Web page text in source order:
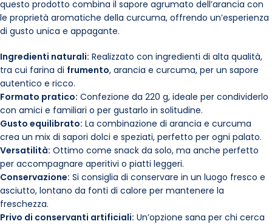
questo prodotto combina il sapore agrumato dell’arancia con
le proprietà aromatiche della curcuma, offrendo un’esperienza
di gusto unica e appagante.
Ingredienti naturali: Realizzato con ingredienti di alta qualità,
tra cui farina di frumento, arancia e curcuma, per un sapore
autentico e ricco.
Formato pratico: Confezione da 220 g, ideale per condividerlo
con amici e familiari o per gustarlo in solitudine.
Gusto equilibrato: La combinazione di arancia e curcuma
crea un mix di sapori dolci e speziati, perfetto per ogni palato.
Versatilità: Ottimo come snack da solo, ma anche perfetto
per accompagnare aperitivi o piatti leggeri.
Conservazione: Si consiglia di conservare in un luogo fresco e
asciutto, lontano da fonti di calore per mantenere la
freschezza.
Privo di conservanti artificiali: Un’opzione sana per chi cerca